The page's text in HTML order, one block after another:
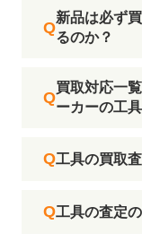
新品は必ず
るのか？
買取対応一
ーカーの工
工具の買取
工具の査定